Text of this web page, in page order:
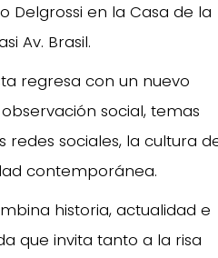
Delgrossi en la Casa de la
Av. Brasil.
regresa con un nuevo
social, temas
redes sociales, la cultura
contemporánea.
historia, actualidad e
que invita tanto a la risa